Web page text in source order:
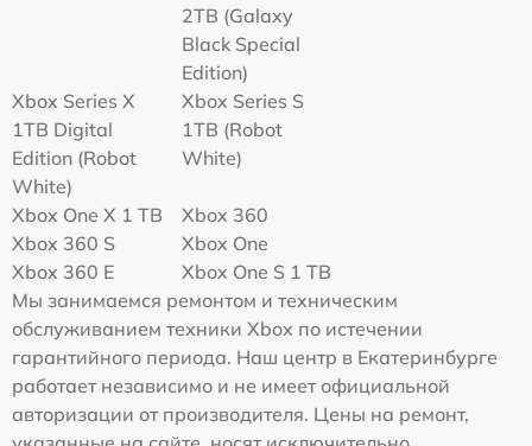
2TB (Galaxy
Black Special
Edition)
Xbox Series X
1TB Digital
Edition (Robot
White)
Xbox Series S
1TB (Robot
White)
Xbox One X 1 TB
Xbox 360
Xbox 360 S
Xbox One
Xbox 360 E
Xbox One S 1 TB
Мы занимаемся ремонтом и техническим
обслуживанием техники Xbox по истечении
гарантийного периода. Наш центр в Екатеринбурге
работает независимо и не имеет официальной
авторизации от производителя. Цены на ремонт,